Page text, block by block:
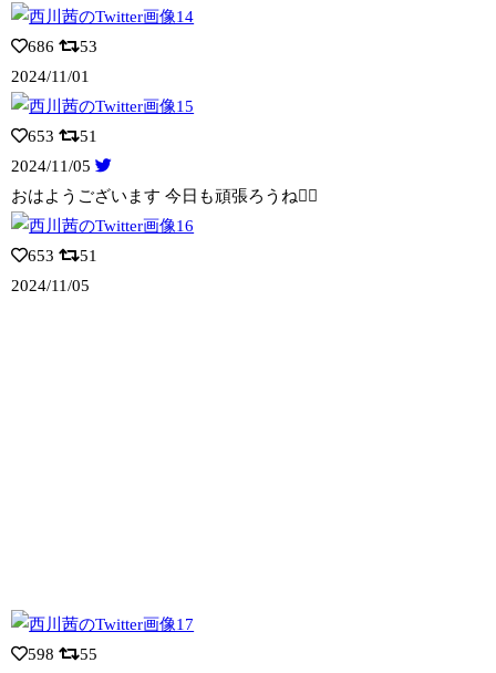
686
53
2024/11/01
653
51
2024/11/05
おはようございます 今日も頑張ろうね👍🏻
653
51
2024/11/05
598
55